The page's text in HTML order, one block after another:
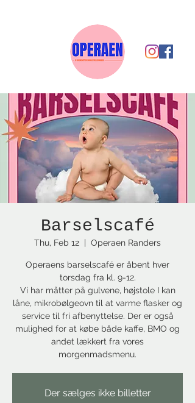
Barselscafé
Thu, Feb 12
  |
Operaen Randers
Operaens barselscafé er åbent hver
torsdag fra kl. 9-12.
Vi har måtter på gulvene, højstole I kan
låne, mikrobølgeovn til at varme flasker og
service til fri afbenyttelse. Der er også
mulighed for at købe både kaffe, BMO og
andet lækkert fra vores
morgenmadsmenu.
Der sælges ikke billetter